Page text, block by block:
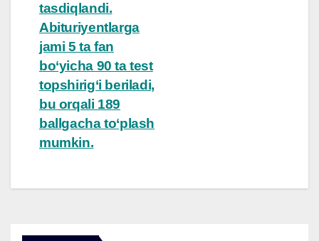
tasdiqlandi.
Abituriyentlarga
jami 5 ta fan
bo‘yicha 90 ta test
topshirig‘i beriladi,
bu orqali 189
ballgacha to‘plash
mumkin.